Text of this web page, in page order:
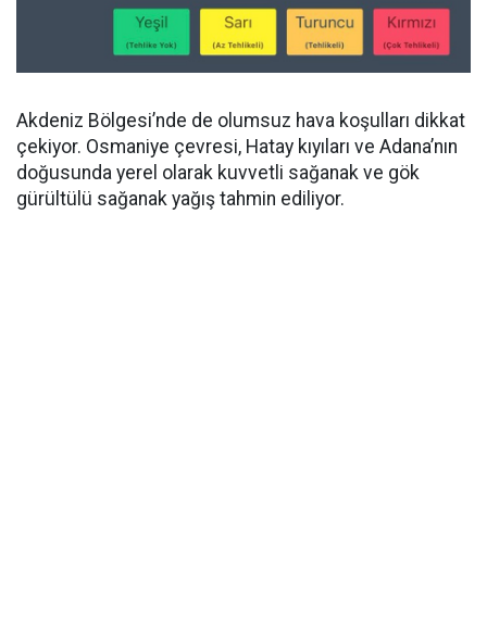
Akdeniz Bölgesi’nde de olumsuz hava koşulları dikkat
çekiyor. Osmaniye çevresi, Hatay kıyıları ve Adana’nın
doğusunda yerel olarak kuvvetli sağanak ve gök
gürültülü sağanak yağış tahmin ediliyor.